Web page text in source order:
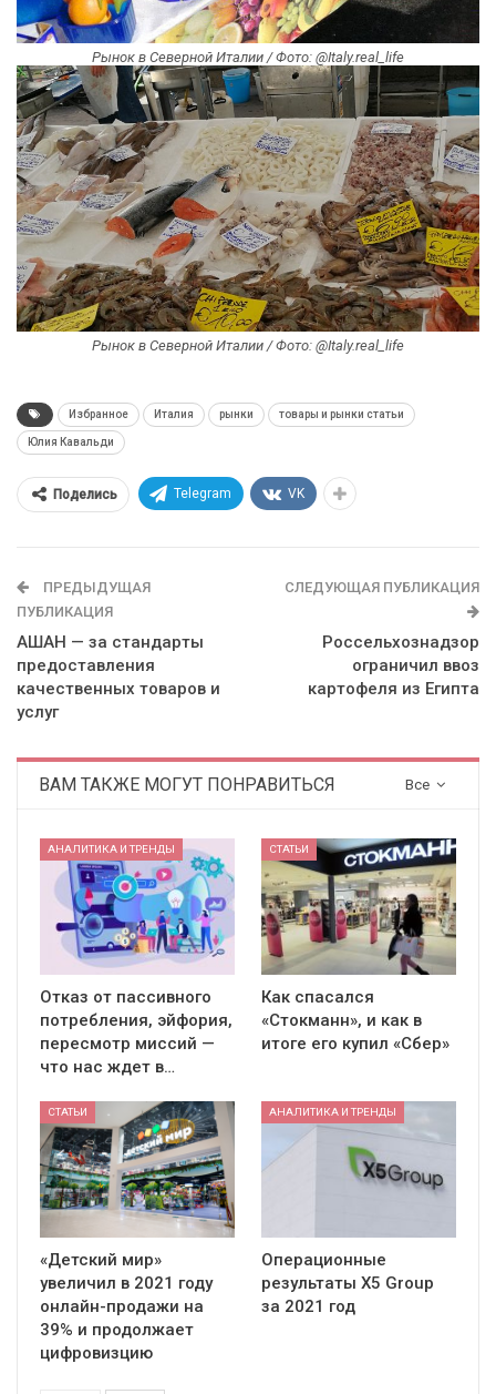
Рынок в Северной Италии / Фото: @Italy.real_life
Рынок в Северной Италии / Фото: @Italy.real_life
Избранное Италия рынки товары и рынки статьи
Юлия Кавальди
Поделись Telegram VK
ПРЕДЫДУЩАЯ
ПУБЛИКАЦИЯ
АШАН — за стандарты
предоставления
качественных товаров и
услуг
СЛЕДУЮЩАЯ ПУБЛИКАЦИЯ
Россельхознадзор
ограничил ввоз
картофеля из Египта
Все
ВАМ ТАКЖЕ МОГУТ ПОНРАВИТЬСЯ
АНАЛИТИКА И ТРЕНДЫ
Отказ от пассивного
потребления, эйфория,
пересмотр миссий —
что нас ждет в…
СТАТЬИ
Как спасался
«Стокманн», и как в
итоге его купил «Сбер»
СТАТЬИ
«Детский мир»
увеличил в 2021 году
онлайн-продажи на
39% и продолжает
цифровизцию
АНАЛИТИКА И ТРЕНДЫ
Операционные
результаты X5 Group
за 2021 год